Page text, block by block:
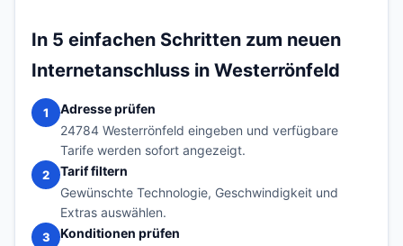
In 5 einfachen Schritten zum neuen
Internetanschluss in Westerrönfeld
1
Adresse prüfen
24784 Westerrönfeld eingeben und verfügbare
Tarife werden sofort angezeigt.
2
Tarif filtern
Gewünschte Technologie, Geschwindigkeit und
Extras auswählen.
3
Konditionen prüfen